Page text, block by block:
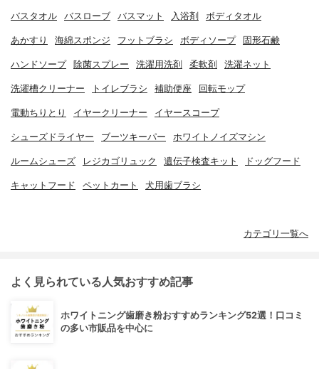
バスタオル バスローブ バスマット 入浴剤 ボディタオル
あかすり 海綿スポンジ フットブラシ ボディソープ 固形石鹸
ハンドソープ 除菌スプレー 洗濯用洗剤 柔軟剤 洗濯ネット
洗濯槽クリーナー トイレブラシ 補助便座 回転モップ
電動ちりとり イヤークリーナー イヤースコープ
シューズドライヤー ブーツキーパー ホワイトノイズマシン
ルームシューズ レジカゴリュック 遺伝子検査キット ドッグフード
キャットフード ペットカート 犬用歯ブラシ
カテゴリ一覧へ
よく見られている人気おすすめ記事
ホワイトニング歯磨き粉おすすめランキング52選！口コミ
の多い市販品を中心に